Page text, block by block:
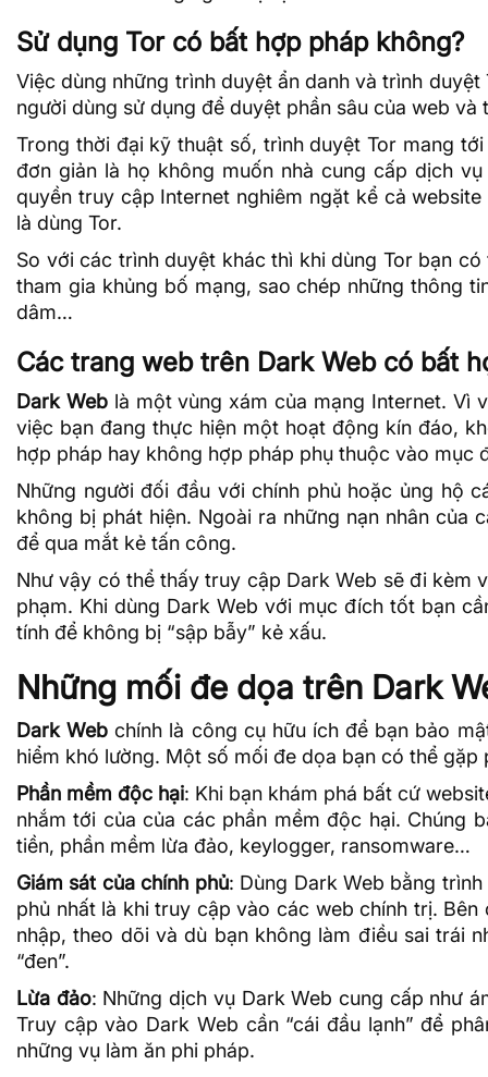
Sử dụng Tor có bất hợp pháp không?
Việc dùng những trình duyệt ẩn danh và trình
người dùng sử dụng để duyệt phần sâu của web
Trong thời đại kỹ thuật số, trình duyệt Tor mang
đơn giản là họ không muốn nhà cung cấp dịch
quyền truy cập Internet nghiêm ngặt kể cả
là dùng Tor.
So với các trình duyệt khác thì khi dùng Tor bạn
tham gia khủng bố mạng, sao chép những thông
dâm…
Các trang web trên Dark Web có bất
Dark Weblà một vùng xám của mạng Internet. Vì
việc bạn đang thực hiện một hoạt động kín đáo,
hợp pháp hay không hợp pháp phụ thuộc vào mục
Những người đối đầu với chính phủ hoặc ủng hộ
không bị phát hiện. Ngoài ra những nạn nhân
để qua mắt kẻ tấn công.
Như vậy có thể thấy truy cập Dark Web sẽ đi kèm
phạm. Khi dùng Dark Web với mục đích tốt bạn
tính để không bị “sập bẫy” kẻ xấu.
Những mối đe dọa trên Dark
Dark Web chính là công cụ hữu ích để bạn bảo
hiểm khó lường. Một số mối đe dọa bạn có thể gặp
Phần mềm độc hại: Khi bạn khám phá bất cứ
nhắm tới của của các phần mềm độc hại. Chúng
tiền, phần mềm lừa đảo, keylogger, ransomware…
Giám sát của chính phủ: Dùng Dark Web bằng
phủ nhất là khi truy cập vào các web chính trị.
nhập, theo dõi và dù bạn không làm điều sai trái
“đen”.
Lừa đảo: Những dịch vụ Dark Web cung cấp như
Truy cập vào Dark Web cần “cái đầu lạnh” để
những vụ làm ăn phi pháp.